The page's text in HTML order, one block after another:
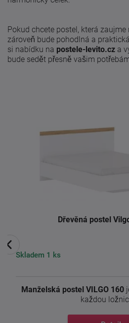
Pokud chcete postel, která
zároveň bude pohodlná a
si nabídku na postele-levito.cz a
bude sedět přesně vašim
Dřevěná postel
Skladem 1 ks
Manželská postel VILGO 160
každou